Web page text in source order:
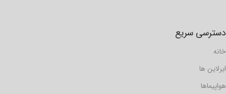
دسترسی سریع
خانه
ایرلاین ها
هواپیماها